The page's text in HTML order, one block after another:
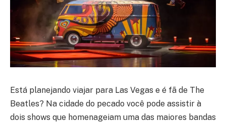
Está planejando viajar para Las Vegas e é fã de The
Beatles? Na cidade do pecado você pode assistir à
dois shows que homenageiam uma das maiores bandas